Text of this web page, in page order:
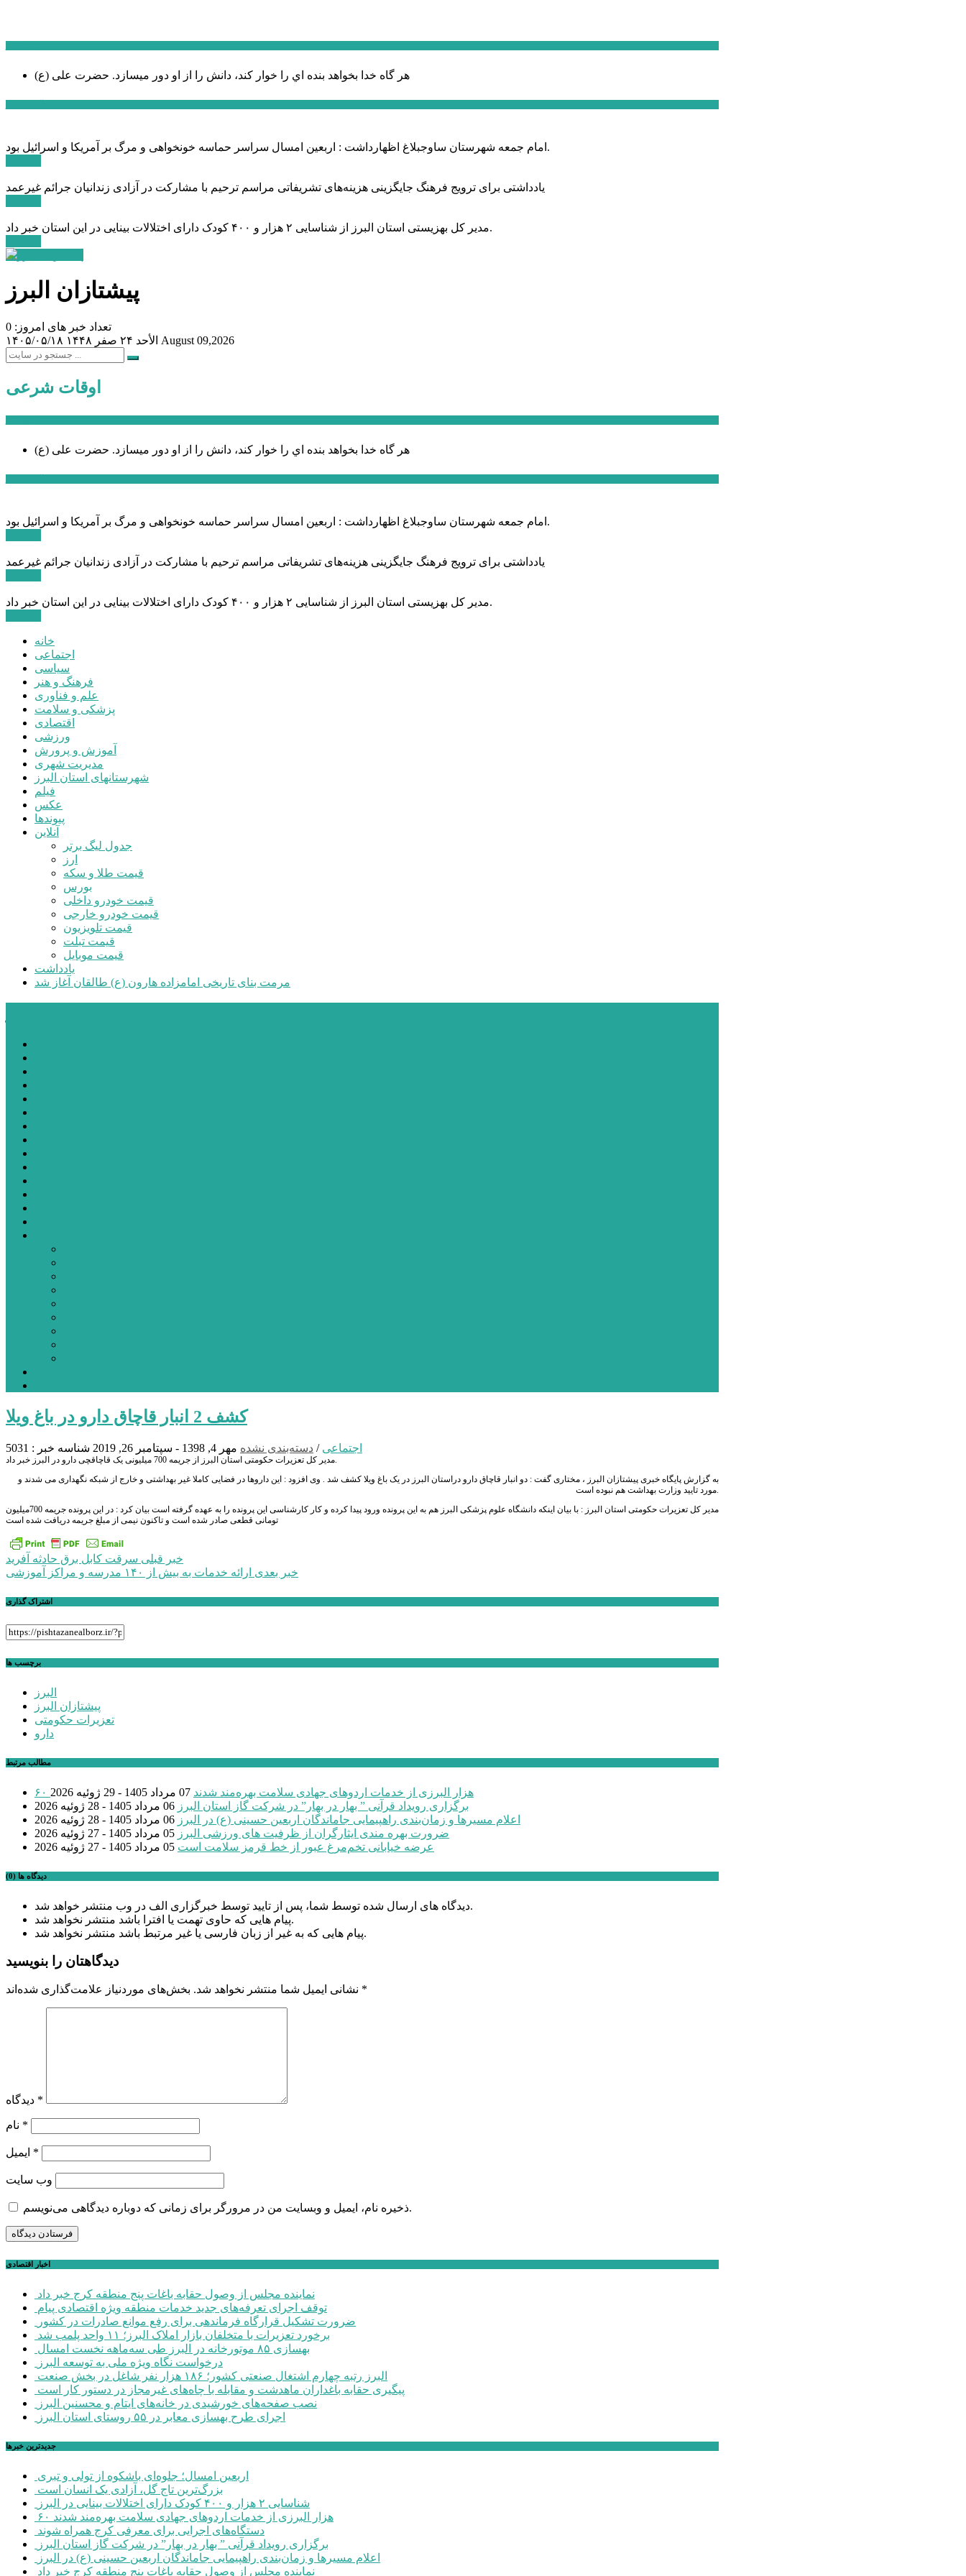
هر گاه خدا بخواهد بنده اي را خوار كند، دانش را از او دور میسازد. حضرت علی (ع)
امام جمعه شهرستان ساوجبلاغ اظهارداشت : اربعین امسال سراسر حماسه خونخواهی و مرگ بر آمریکا و اسرائیل بود.
یادداشتی برای ترویج فرهنگ جایگزینی هزینه‌های تشریفاتی مراسم ترحیم با مشارکت در آزادی زندانیان جرائم غیرعمد
مدیر کل بهزیستی استان البرز از شناسایی ۲ هزار و ۴۰۰ کودک دارای اختلالات بینایی در این استان خبر داد.
پیشتازان البرز
تعداد خبر های امروز: 0
۱۴۰۵/۰۵/۱۸
الأحد ۲۴ صفر ۱۴۴۸ August 09,2026
اوقات شرعی
هر گاه خدا بخواهد بنده اي را خوار كند، دانش را از او دور میسازد. حضرت علی (ع)
امام جمعه شهرستان ساوجبلاغ اظهارداشت : اربعین امسال سراسر حماسه خونخواهی و مرگ بر آمریکا و اسرائیل بود.
یادداشتی برای ترویج فرهنگ جایگزینی هزینه‌های تشریفاتی مراسم ترحیم با مشارکت در آزادی زندانیان جرائم غیرعمد
مدیر کل بهزیستی استان البرز از شناسایی ۲ هزار و ۴۰۰ کودک دارای اختلالات بینایی در این استان خبر داد.
خانه
اجتماعی
سیاسی
فرهنگ و هنر
علم و فناوری
پزشکی و سلامت
اقتصادی
ورزشی
آموزش و پرورش
مدیریت شهری
شهرستانهای استان البرز
فیلم
عکس
پیوندها
آنلاین
جدول لیگ برتر
ارز
قیمت طلا و سکه
بورس
قیمت خودرو داخلی
قیمت خودرو خارجی
قیمت تلویزیون
قیمت تبلت
قیمت موبایل
یادداشت
مرمت بنای تاریخی امامزاده هارون (ع) طالقان آغاز شد
کشف 2 انبار قاچاق دارو در باغ ویلا
اجتماعی / دسته‌بندی نشده مهر 4, 1398 - سپتامبر 26, 2019 شناسه خبر : 5031
مدیر کل تعزیرات حکومتی استان البرز از جریمه 700 میلیونی یک قاچاقچی دارو در البرز خبر داد.
به گزارش پایگاه خبری پیشتازان البرز ، مختاری گفت : دو انبار قاچاق دارو دراستان البرز در یک باغ ویلا کشف شد . وی افزود : این داروها در فضایی کاملا غیر بهداشتی و خارج از شبکه نگهداری می شدند و
مورد تایید وزارت بهداشت هم نبوده است.
مدیر کل تعزیرات حکومتی استان البرز : با بیان اینکه دانشگاه علوم پزشکی البرز هم به این پرونده ورود پیدا کرده و کار کارشناسی این پرونده را به عهده گرفته است بیان کرد : در این پرونده جریمه 700میلیون
تومانی قطعی صادر شده است و تاکنون نیمی از مبلغ جریمه دریافت شده است
راهبری
نوشته
خبر قبلی سرقت کابل برق حادثه آفرید
خبر بعدی ارائه خدمات به بیش از ۱۴۰ مدرسه و مراکز آموزشی
اشتراک گذاری
برچسب ها
البرز
پیشتازان البرز
تعزیرات حکومتی
دارو
مطالب مرتبط
۶۰ هزار البرزی از خدمات اردوهای جهادی سلامت بهره‌مند شدند 07 مرداد 1405 - 29 ژوئیه 2026
برگزاری رویداد قرآنی ” بهار در بهار” در شرکت گاز استان البرز 06 مرداد 1405 - 28 ژوئیه 2026
اعلام مسیرها و زمان‌بندی راهپیمایی جاماندگان اربعین حسینی (ع) در البرز 06 مرداد 1405 - 28 ژوئیه 2026
ضرورت بهره مندی ایثارگران از ظرفیت های ورزشی البرز 05 مرداد 1405 - 27 ژوئیه 2026
عرضه خیابانی تخم‌مرغ عبور از خط قرمز سلامت است 05 مرداد 1405 - 27 ژوئیه 2026
دیدگاه ها (0)
دیدگاه های ارسال شده توسط شما، پس از تایید توسط خبرگزاری الف در وب منتشر خواهد شد.
پیام هایی که حاوی تهمت یا افترا باشد منتشر نخواهد شد.
پیام هایی که به غیر از زبان فارسی یا غیر مرتبط باشد منتشر نخواهد شد.
دیدگاهتان را بنویسید
نشانی ایمیل شما منتشر نخواهد شد. *
*
*
*
وب‌ سایت
ذخیره نام، ایمیل و وبسایت من در مرورگر برای زمانی که دوباره دیدگاهی می‌نویسم.
اخبار اقتصادی
نماینده مجلس از وصول حقابه باغات پنج منطقه کرج خبر داد
توقف اجرای تعرفه‌های جدید خدمات منطقه ویژه اقتصادی پیام
ضرورت تشکیل قرارگاه فرماندهی برای رفع موانع صادرات در کشور
برخورد تعزیرات با متخلفان بازار املاک البرز؛ ۱۱ واحد پلمب شد
بهسازی ۸۵ موتورخانه در البرز طی سه‌ماهه نخست امسال
درخواست نگاه ویژه ملی به توسعه البرز
البرز رتبه چهارم اشتغال صنعتی کشور؛ ۱۸۶ هزار نفر شاغل در بخش صنعت
پیگیری حقابه باغداران ماهدشت و مقابله با چاه‌های غیرمجاز در دستور کار است
نصب صفحه‌های خورشیدی در خانه‌های ایتام و محسنین البرز
اجرای طرح بهسازی معابر در ۵۵ روستای استان البرز
جديدترين خبرها
اربعین امسال؛ جلوه‌ای باشکوه از تولی و تبری
بزرگ‌ترین تاج گل، آزادی یک انسان است
شناسایی ۲ هزار و ۴۰۰ کودک دارای اختلالات بینایی در البرز
۶۰ هزار البرزی از خدمات اردوهای جهادی سلامت بهره‌مند شدند
دستگاه‌های اجرایی برای معرفی کرج همراه شوند
برگزاری رویداد قرآنی ” بهار در بهار” در شرکت گاز استان البرز
اعلام مسیرها و زمان‌بندی راهپیمایی جاماندگان اربعین حسینی (ع) در البرز
نماینده مجلس از وصول حقابه باغات پنج منطقه کرج خبر داد